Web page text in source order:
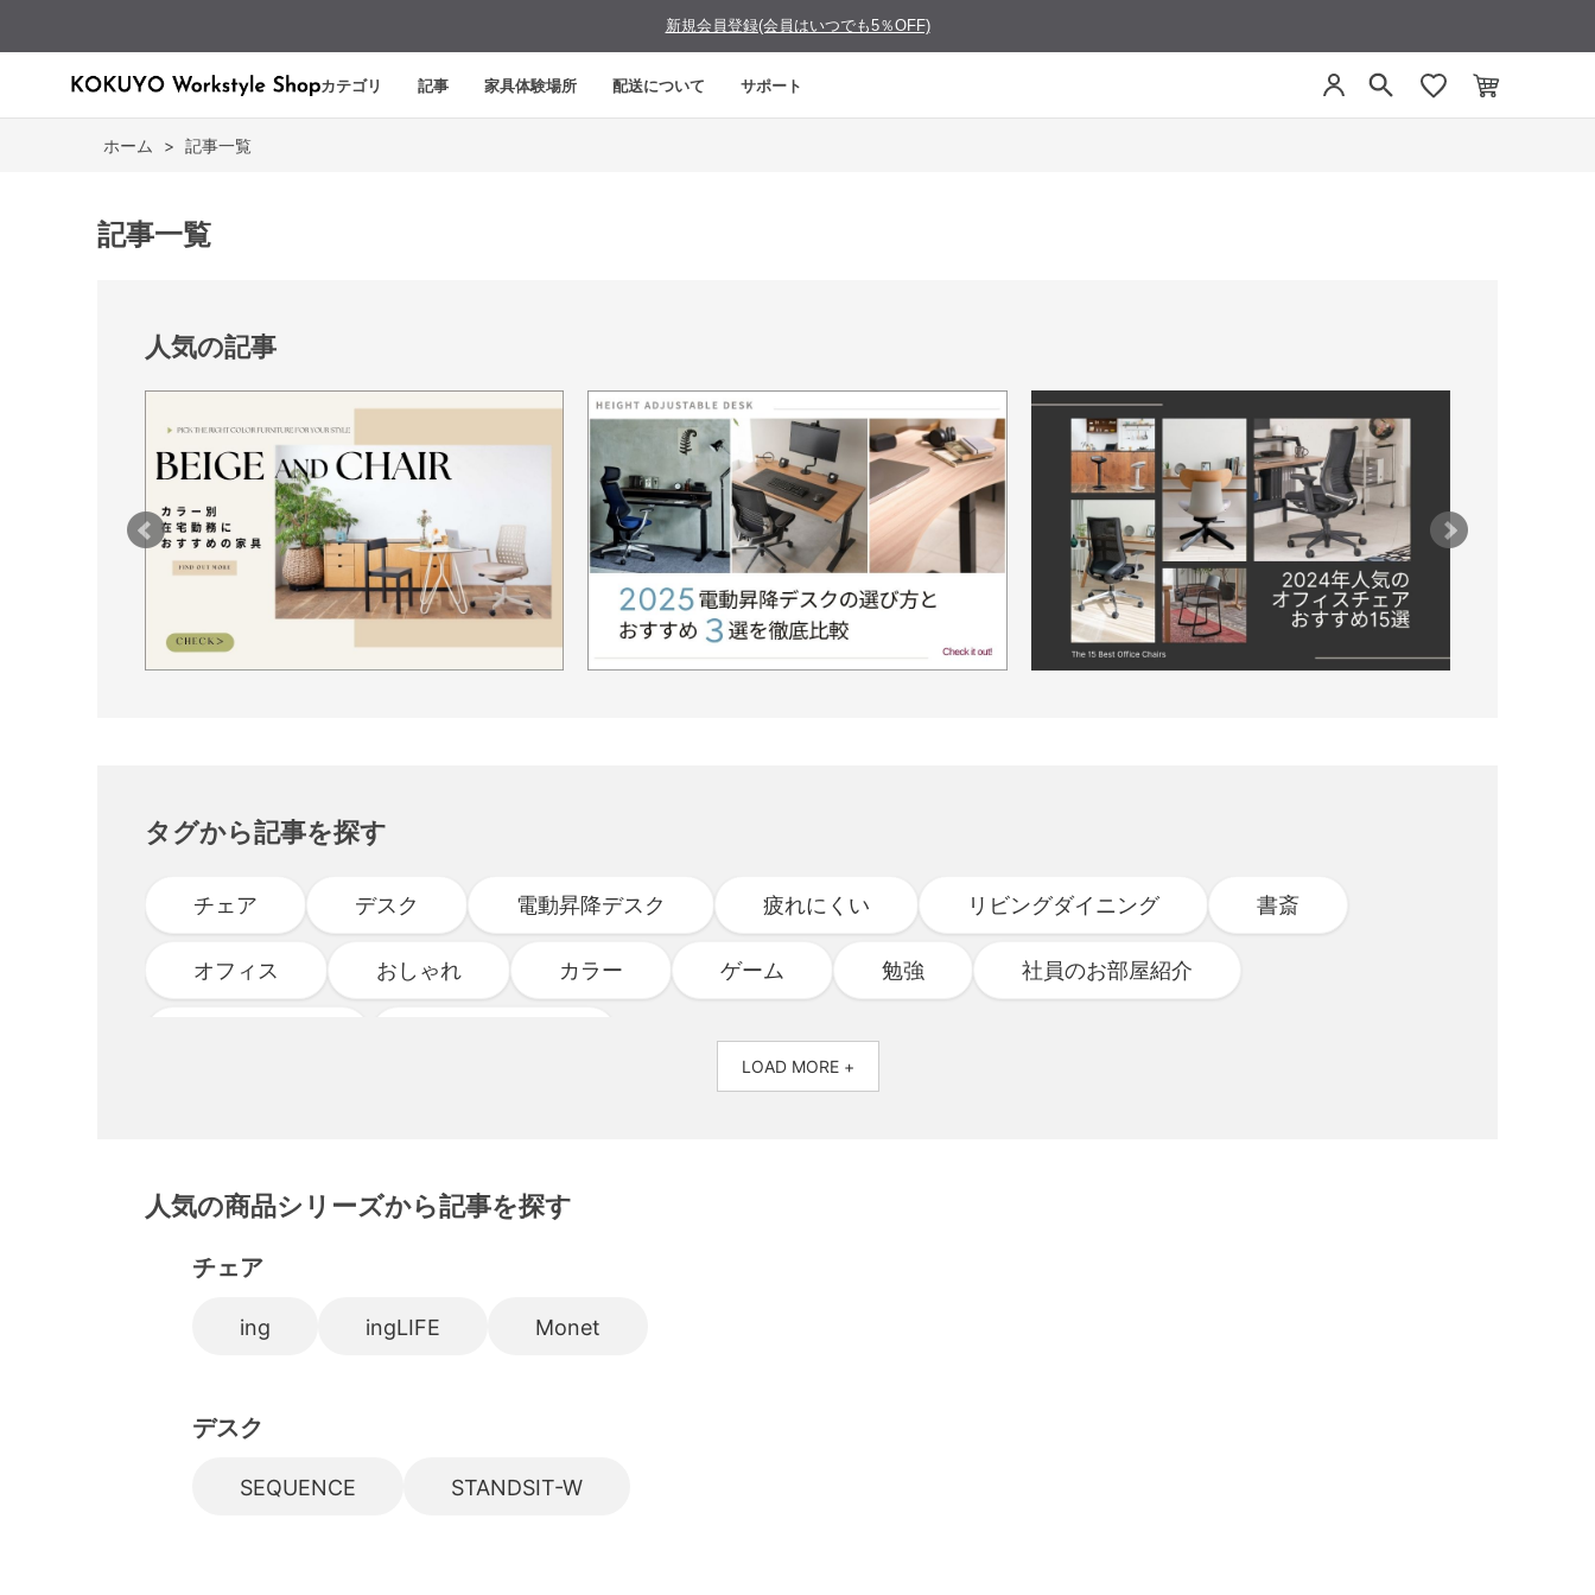
新規会員登録(会員はいつでも5％OFF)
カテゴリ 記事 家具体験場所 配送について サポート
ホーム > 記事一覧
記事一覧
人気の記事
タグから記事を探す
チェア デスク 電動昇降デスク 疲れにくい リビングダイニング 書斎
オフィス おしゃれ カラー ゲーム 勉強 社員のお部屋紹介
LOAD MORE +
人気の商品シリーズから記事を探す
チェア
ing ingLIFE Monet
デスク
SEQUENCE STANDSIT-W